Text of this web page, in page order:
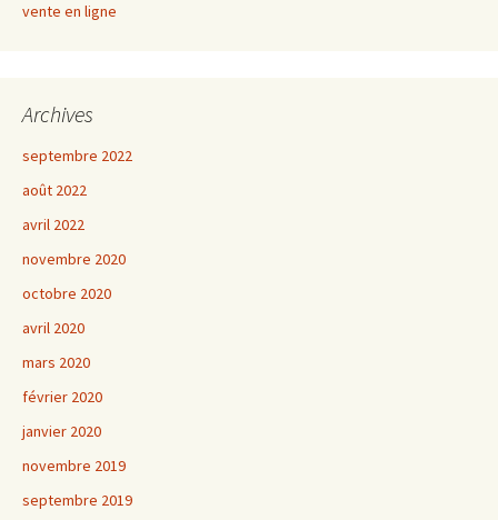
vente en ligne
Archives
septembre 2022
août 2022
avril 2022
novembre 2020
octobre 2020
avril 2020
mars 2020
février 2020
janvier 2020
novembre 2019
septembre 2019